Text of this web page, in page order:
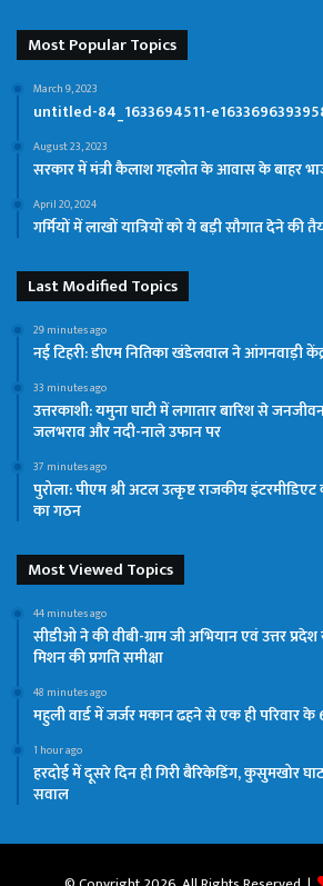
Most Popular Topics
March 9, 2023
untitled-84_1633694511-
August 23, 2023
सरकार में मंत्री कैलाश गहलोत के आवास के बाहर
April 20, 2024
गर्मियों में लाखों यात्रियों को ये बड़ी सौगात देने की
Last Modified Topics
29 minutes ago
नई टिहरी: डीएम नितिका खंडेलवाल ने आंगनवाड़ी
33 minutes ago
उत्तरकाशी: यमुना घाटी में लगातार बारिश से
जलभराव और नदी-नाले उफान पर
37 minutes ago
पुरोला: पीएम श्री अटल उत्कृष्ट राजकीय
का गठन
Most Viewed Topics
44 minutes ago
सीडीओ ने की वीबी-ग्राम जी अभियान एवं उत्तर
मिशन की प्रगति समीक्षा
48 minutes ago
महुली वार्ड में जर्जर मकान ढहने से एक ही परिवार के
1 hour ago
हरदोई में दूसरे दिन ही गिरी बैरिकेडिंग, कुसुमखोर
सवाल